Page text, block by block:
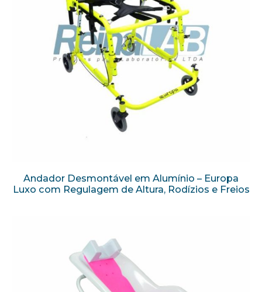
Andador Desmontável em Alumínio – Europa
Luxo com Regulagem de Altura, Rodízios e Freios